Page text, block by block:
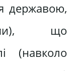
державою,
що
(навколо